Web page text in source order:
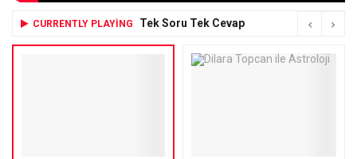
CURRENTLY PLAYING Tek Soru Tek Cevap